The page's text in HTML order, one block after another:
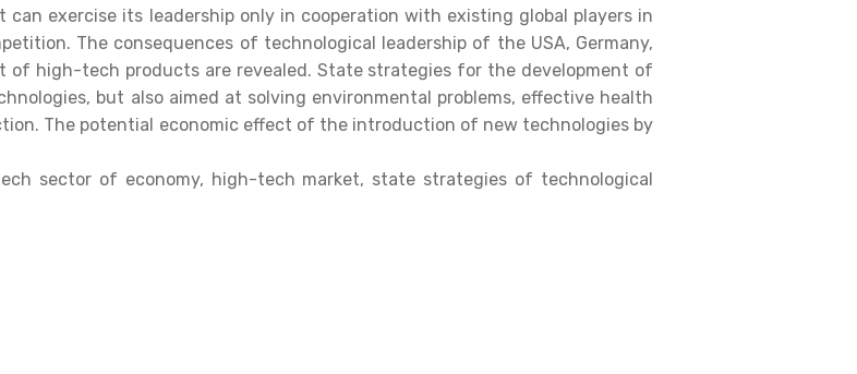
exercise its leadership only in cooperation with existing global players in
The consequences of technological leadership of the USA, Germany,
of high-tech products are revealed. State strategies for the development of
but also aimed at solving environmental problems, effective health
The potential economic effect of the introduction of new technologies by
sector of economy, high-tech market, state strategies of technological